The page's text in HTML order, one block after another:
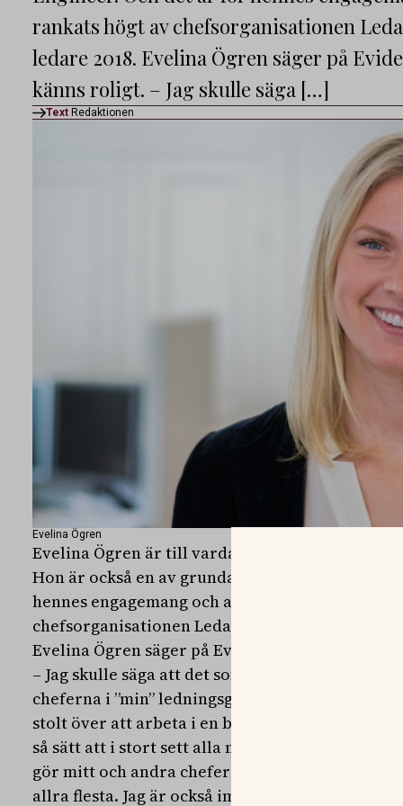
rankats högt av chefsorganisationen
ledare 2018. Evelina Ögren säger på
känns roligt. – Jag skulle säga […]
Text Redaktionen
Evelina Ögren
Evelina Ögren är till vardags affärsområdeschef
Hon är också en av grundarna av Female Leader
hennes engagemang och arbete som hon nu
chefsorganisationen Ledarna som en av
Evelina Ögren säger på Evidensias hemsida att
– Jag skulle säga att det som ger mig energi är
cheferna i ”min” ledningsgrupp, det är
stolt över att arbeta i en bransch som utifrån
så sätt att i stort sett alla medarbetare brinner
gör mitt och andra chefers jobb enklare, att
allra flesta. Jag är också imponerad och stolt